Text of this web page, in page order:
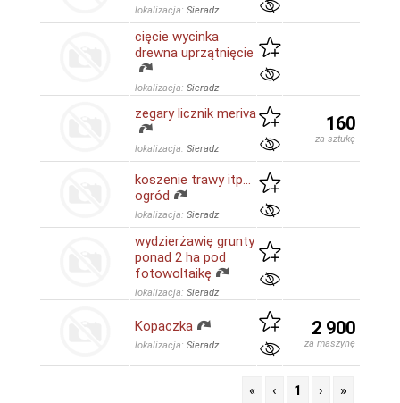
lokalizacja: Sieradz
cięcie wycinka
drewna uprzątnięcie
lokalizacja: Sieradz
zegary licznik meriva
lokalizacja: Sieradz
160
za sztukę
koszenie trawy itp...
ogród
lokalizacja: Sieradz
wydzierżawię grunty
ponad 2 ha pod
fotowoltaikę
lokalizacja: Sieradz
Kopaczka
lokalizacja: Sieradz
2 900
za maszynę
« ‹ 1 › »